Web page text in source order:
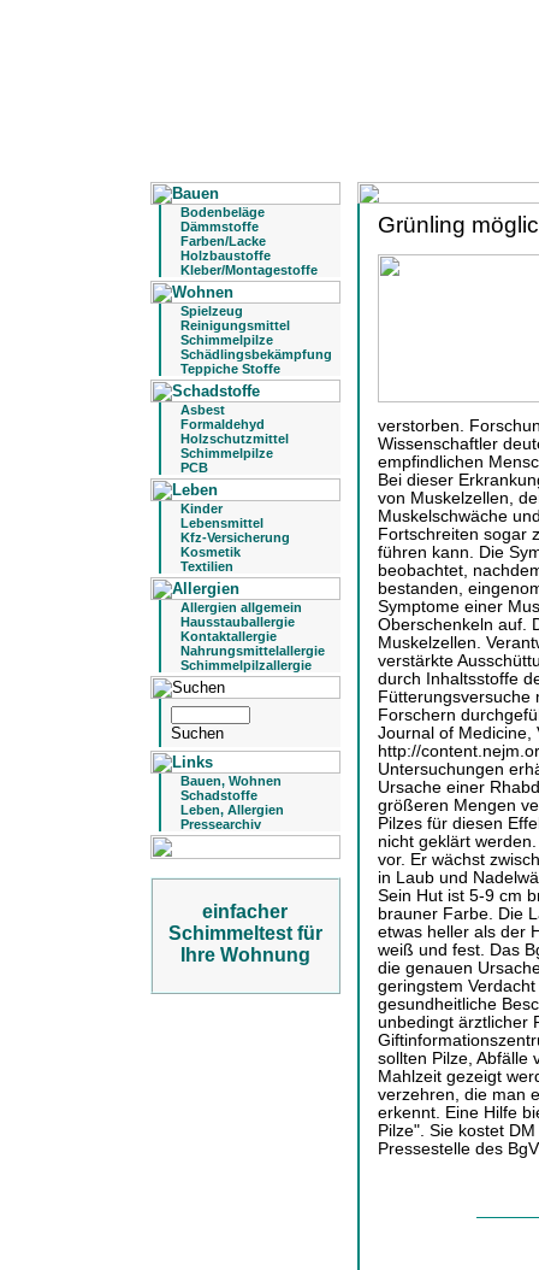
Bodenbeläge
Dämmstoffe
Farben/Lacke
Holzbaustoffe
Kleber/Montagestoffe
Spielzeug
Reinigungsmittel
Schimmelpilze
Schädlingsbekämpfung
Teppiche Stoffe
Asbest
Formaldehyd
Holzschutzmittel
Schimmelpilze
PCB
Kinder
Lebensmittel
Kfz-Versicherung
Kosmetik
Textilien
Allergien allgemein
Hausstauballergie
Kontaktallergie
Nahrungsmittelallergie
Schimmelpilzallergie
Bauen, Wohnen
Schadstoffe
Leben, Allergien
Pressearchiv
einfacher
Schimmeltest für
Ihre Wohnung
Grünling
verstorben.
Wissenschaftler
empfindlichen
Bei dieser
von Muskelzellen,
Muskelschwäche
Fortschreiten sogar
führen kann. Die
beobachtet,
bestanden,
Symptome einer
Oberschenkeln auf.
Muskelzellen.
verstärkte
durch Inhaltsstoffe
Fütterungsversuche
Forschern
Journal of Medicine,
http://
Untersuchungen
Ursache einer
größeren Mengen
Pilzes für diesen
nicht geklärt
vor. Er wächst
in Laub und
Sein Hut ist 5-9 cm
brauner Farbe. Die
etwas heller als der
weiß und fest. Das
die genauen
geringstem
gesundheitliche
unbedingt ärztlicher
sollten Pilze, Abfälle
Mahlzeit gezeigt
verzehren, die man
erkennt. Eine Hilfe
Pilze". Sie kostet
Pressestelle des